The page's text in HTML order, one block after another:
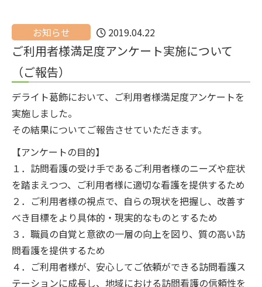
お知らせ 2019.04.22
ご利用者様満足度アンケート実施について
（ご報告）
デライト葛飾において、ご利用者様満足度アンケートを
実施しました。
その結果についてご報告させていただきます。
【アンケートの目的】
１．訪問看護の受け手であるご利用者様のニーズや症状
を踏まえつつ、ご利用者様に適切な看護を提供するため
２．ご利用者様の視点で、自らの現状を把握し、改善す
べき目標をより具体的・現実的なものとするため
３．職員の自覚と意欲の一層の向上を図り、質の高い訪
問看護を提供するため
４．ご利用者様が、安心してご依頼ができる訪問看護ス
テーションに成長し、地域における訪問看護の信頼性を